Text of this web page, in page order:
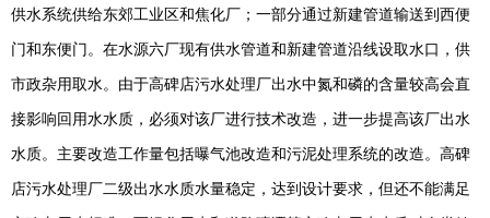
供水系统供给东郊工业区和焦化厂；一部分通过新建管道输送到西便
门和东便门。在水源六厂现有供水管道和新建管道沿线设取水口，供
市政杂用取水。由于高碑店污水处理厂出水中氮和磷的含量较高会直
接影响回用水水质，必须对该厂进行技术改造，进一步提高该厂出水
水质。主要改造工作量包括曝气池改造和污泥处理系统的改造。高碑
店污水处理厂二级出水水质水量稳定，达到设计要求，但还不能满足